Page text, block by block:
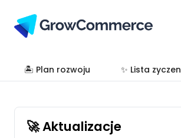
🏝 Plan rozwoju ✨ Lista zyczen
🚀 Aktualizacje